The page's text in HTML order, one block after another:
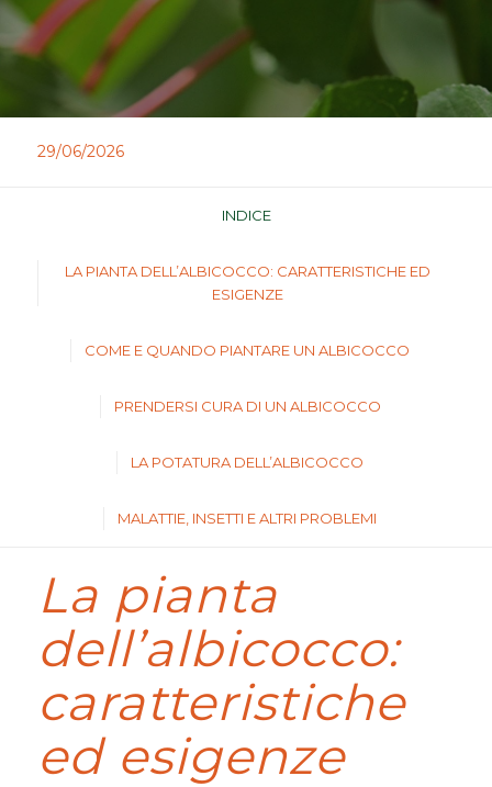
29/06/2026
INDICE
LA PIANTA DELL’ALBICOCCO: CARATTERISTICHE ED
ESIGENZE
COME E QUANDO PIANTARE UN ALBICOCCO
PRENDERSI CURA DI UN ALBICOCCO
LA POTATURA DELL’ALBICOCCO
MALATTIE, INSETTI E ALTRI PROBLEMI
La pianta
dell’albicocco:
caratteristiche
ed esigenze